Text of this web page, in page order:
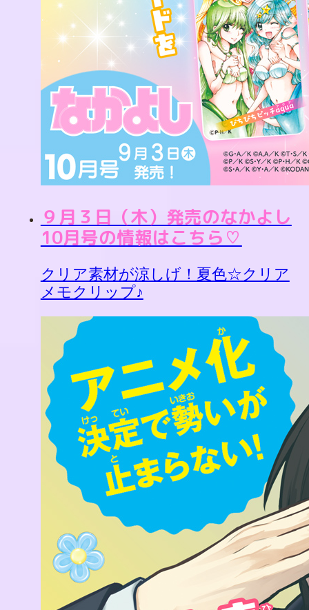
９月３日（木）発売のなかよし
10月号の情報はこちら♡
クリア素材が涼しげ！夏色☆クリア
メモクリップ♪